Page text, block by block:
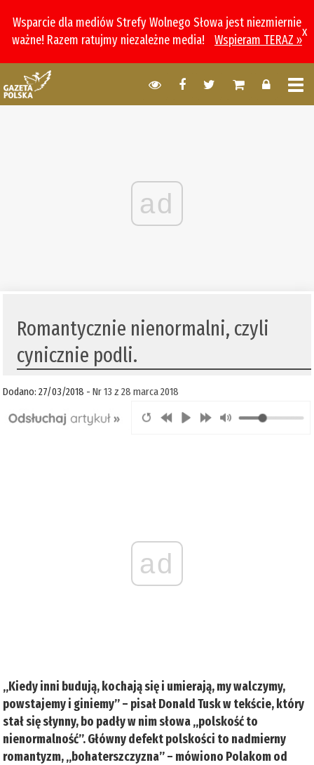
Wsparcie dla mediów Strefy Wolnego Słowa jest niezmiernie
ważne! Razem ratujmy niezależne media!
Wspieram TERAZ »
x
ad
Romantycznie nienormalni, czyli
cynicznie podli.
Dodano: 27/03/2018 -Nr 13 z 28 marca 2018
ad
„Kiedy inni budują, kochają się i umierają, my walczymy,
powstajemy i giniemy” – pisał Donald Tusk w tekście, który
stał się słynny, bo padły w nim słowa „polskość to
nienormalność”. Główny defekt polskości to nadmierny
romantyzm, „bohaterszczyzna” – mówiono Polakom od